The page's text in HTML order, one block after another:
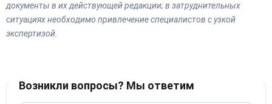
документы в их действующей редакции; в затруднительных
ситуациях необходимо привлечение специалистов с узкой
экспертизой.
Возникли вопросы? Мы ответим